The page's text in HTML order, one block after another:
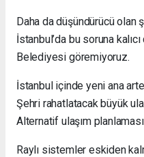
Daha da düşündürücü olan
İstanbul’da bu soruna
Belediyesi göremiyoruz.
İstanbul içinde yeni ana
Şehri rahatlatacak büyük
Alternatif ulaşım
Raylı sistemler eskiden